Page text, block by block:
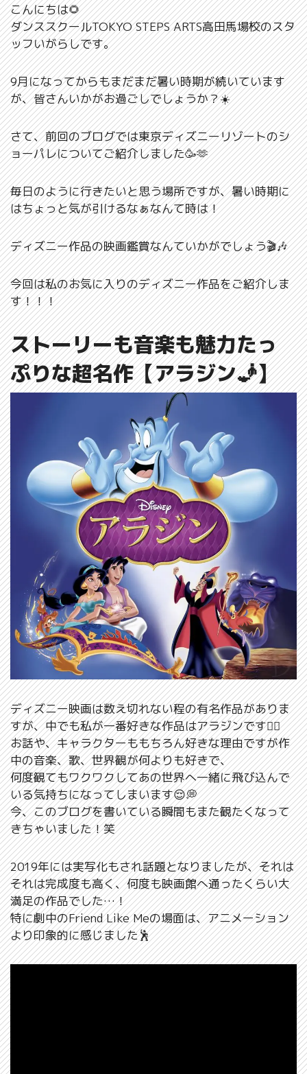
こんにちは🌻
ダンススクールTOKYO STEPS ARTS高田馬場校のスタ
ッフいがらしです。
9月になってからもまだまだ暑い時期が続いています
が、皆さんいかがお過ごしでしょうか？☀️
さて、前回のブログでは東京ディズニーリゾートのシ
ョーパレについてご紹介しました🥳🫶
毎日のように行きたいと思う場所ですが、暑い時期に
はちょっと気が引けるなぁなんて時は！
ディズニー作品の映画鑑賞なんていかがでしょう🎬🎶
今回は私のお気に入りのディズニー作品をご紹介しま
す！！！
ストーリーも音楽も魅力たっ
ぷりな超名作【アラジン🧞‍】
ディズニー映画は数え切れない程の有名作品がありま
すが、中でも私が一番好きな作品はアラジンです🧞‍♂
お話や、キャラクターももちろん好きな理由ですが作
中の音楽、歌、世界観が何よりも好きで、
何度観てもワクワクしてあの世界へ一緒に飛び込んで
いる気持ちになってしまいます😌💭
今、このブログを書いている瞬間もまた観たくなって
きちゃいました！笑
2019年には実写化もされ話題となりましたが、それは
それは完成度も高く、何度も映画館へ通ったくらい大
満足の作品でした…！
特に劇中のFriend Like Meの場面は、アニメーション
より印象的に感じました🕺